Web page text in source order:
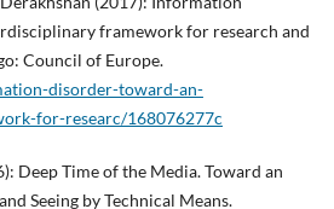
framework for research and
Council of Europe.
disorder-toward-an-
for-researc/168076277c
Deep Time of the Media. Toward an
Seeing by Technical Means.